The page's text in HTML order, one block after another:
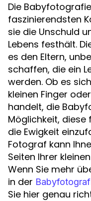
Die
faszinierendsten
sie die Unschuld
Lebens festhält.
es den Eltern,
schaffen, die ein
werden. Ob es
kleinen Finger
handelt, die
Möglichkeit,
die Ewigkeit
Fotograf kann
Seiten Ihrer
Wenn Sie mehr
in der
Sie hier genau